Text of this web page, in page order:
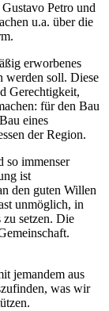
Petro und
u.a. über die
erworbenes
werden soll. Diese
Gerechtigkeit,
für den Bau
eines
der Region.
so immenser
ist
den guten Willen
unmöglich, in
zu setzen. Die
jemandem aus
was wir